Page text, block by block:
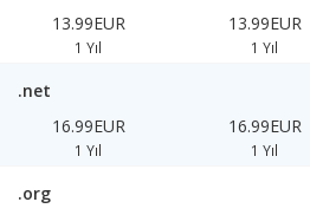
13.99EUR
1 Yıl
13.99EUR
1 Yıl
.net
16.99EUR
1 Yıl
16.99EUR
1 Yıl
.org